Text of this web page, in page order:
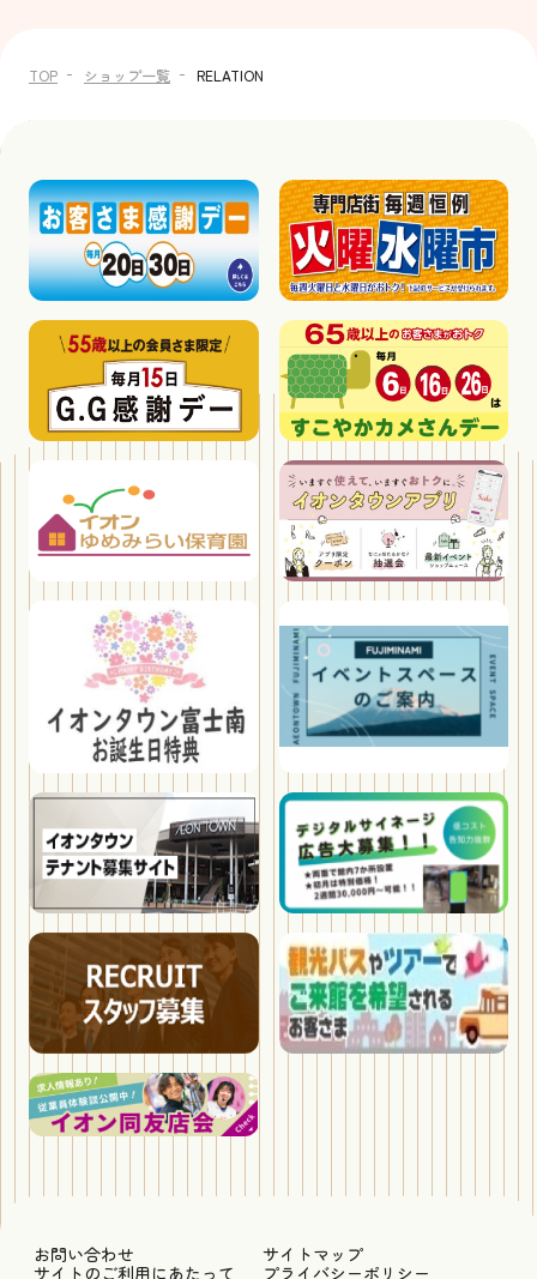
TOP ショップ一覧 RELATION
お問い合わせ
サイトマップ
サイトのご利用にあたって
プライバシーポリシー